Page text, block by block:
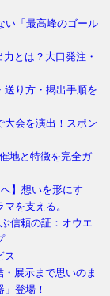
い「最高峰のゴール
とは？大口発注・
送り方・掲出手順を
大会を演出！スポン
地と特徴を完全ガ
】想いを形にす
を支える。
信頼の証：オウエ
ス
・展示まで思いのま
登場！